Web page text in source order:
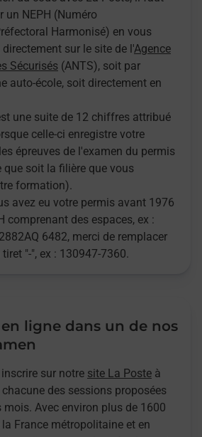
un NEPH (Numéro
Harmonisé) en vous
sur le site de l'Agence
Sécurisés (ANTS), soit par
auto-école, soit directement en
une suite de 12 chiffres attribué
celle-ci enregistre votre
épreuves de l'examen du permis
que soit la filière que vous
formation).
avez eu votre permis avant 1976
comprenant des espaces, ex :
6482, merci de remplacer
"-", ex : 130947-7360.
ligne dans un de nos
sur notre site La Poste à
des sessions proposées
Avec environ plus de 1600
France métropolitaine et en